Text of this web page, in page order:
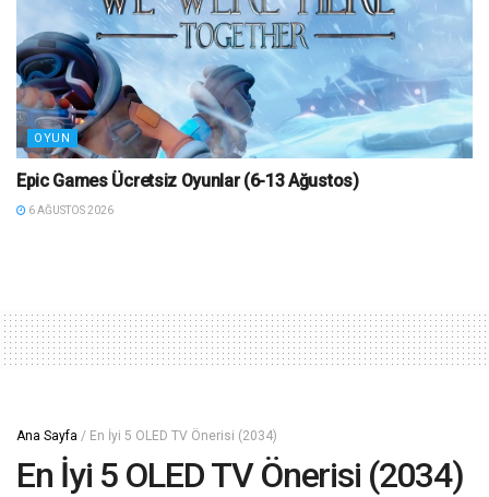
OYUN
Epic Games Ücretsiz Oyunlar (6-13 Ağustos)
6 AĞUSTOS 2026
Ana Sayfa / En İyi 5 OLED TV Önerisi (2034)
En İyi 5 OLED TV Önerisi (2034)